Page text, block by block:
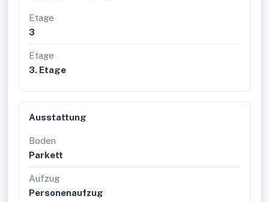
Etage
3
Etage
3. Etage
Ausstattung
Boden
Parkett
Aufzug
Personenaufzug